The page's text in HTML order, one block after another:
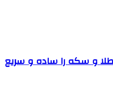
و سکه را ساده و سریع